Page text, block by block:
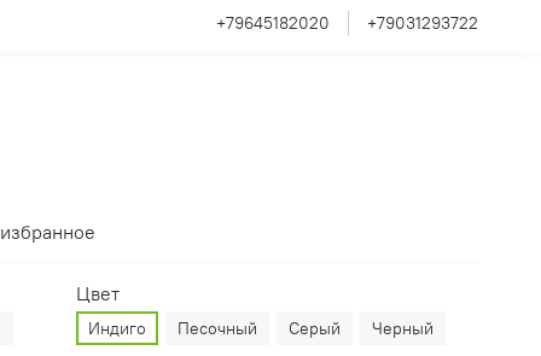
+79645182020 +79031293722
Цвет
Индиго Песочный Серый Черный